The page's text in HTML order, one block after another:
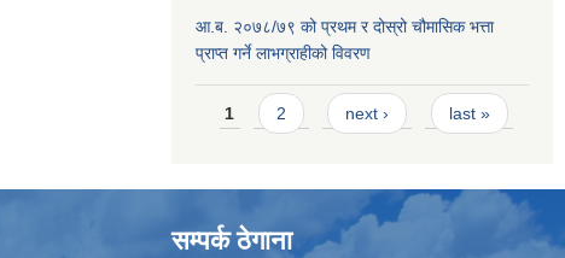
आ.ब. २०७८/७९ को प्रथम र दोस्रो चौमासिक भत्ता
प्राप्त गर्ने लाभग्राहीको विवरण
Pages
1 2 next › last »
सम्पर्क ठेगाना